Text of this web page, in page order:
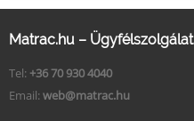
Matrac.hu – Ügyfélszolgálat
Tel: +36 70 930 4040
Email: web@matrac.hu